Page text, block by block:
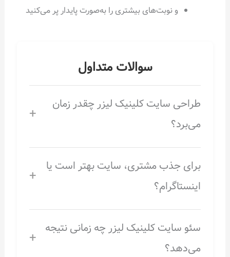
و نوبت‌های بیشتری را به‌صورت پایدار پر می‌کنید
سوالات متداول
طراحی سایت کلینیک لیزر چقدر زمان
می‌برد؟
+
برای جذب مشتری، سایت بهتر است یا
اینستاگرام؟
+
سئو سایت کلینیک لیزر چه زمانی نتیجه
می‌دهد؟
+